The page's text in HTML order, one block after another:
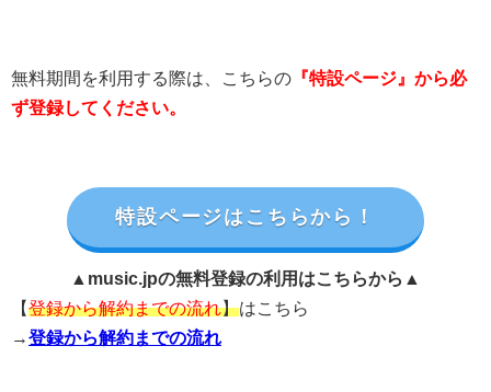
無料期間を利用する際は、こちらの 『特設ページ』から必
ず登録してください。
特設ページはこちらから！
▲music.jpの無料登録の利用はこちらから▲
【登録から解約までの流れ】はこちら
→登録から解約までの流れ